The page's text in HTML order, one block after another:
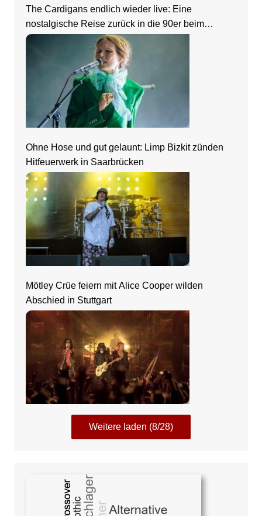
The Cardigans endlich wieder live: Eine
nostalgische Reise zurück in die 90er beim
Zeltfestival Rhein-Neckar
Ohne Hose und gut gelaunt: Limp Bizkit zünden
Hitfeuerwerk in Saarbrücken
Mötley Crüe feiern mit Alice Cooper wilden
Abschied in Stuttgart
Weitere laden (8/28)